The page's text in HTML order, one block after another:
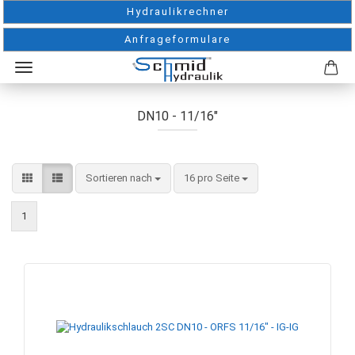
Hydraulikrechner
Anfrageformulare
DN10 - 11/16"
Sortieren nach
Sortieren nach 16 pro Seite
pro Seite
1